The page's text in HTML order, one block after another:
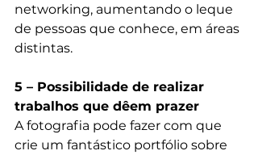
networking, aumentando o leque
de pessoas que conhece, em áreas
distintas.
5 – Possibilidade de realizar
trabalhos que dêem prazer
A fotografia pode fazer com que
crie um fantástico portfólio sobre